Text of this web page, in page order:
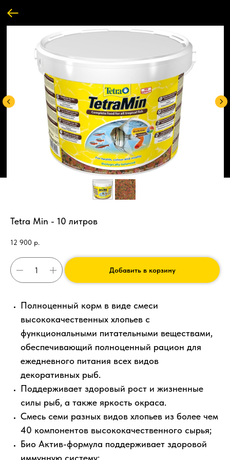
Tetra Min - 10 литров
12 900 р.
Добавить в корзину
Полноценный корм в виде смеси
высококачественных хлопьев с
функциональными питательными веществами,
обеспечивающий полноценный рацион для
ежедневного питания всех видов
декоративных рыб.
Поддерживает здоровый рост и жизненные
силы рыб, а также яркость окраса.
Смесь семи разных видов хлопьев из более чем
40 компонентов высококачественного сырья;
Био Актив-формула поддерживает здоровой
иммунную систему;